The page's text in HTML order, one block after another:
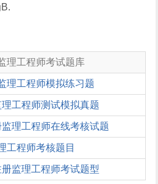
理工程师考试题库
理工程师模拟练习题
工程师测试模拟真题
理工程师在线考核试题
工程师考核题目
监理工程师考试题型